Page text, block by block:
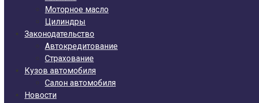
Моторное масло
Цилиндры
Законодательство
Автокредитование
Страхование
Кузов автомобиля
Салон автомобиля
Новости